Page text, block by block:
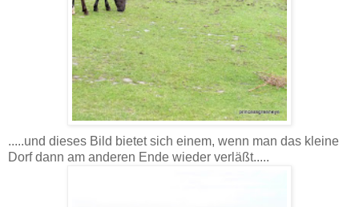
.....und dieses Bild bietet sich einem, wenn man das kleine
Dorf dann am anderen Ende wieder verläßt.....